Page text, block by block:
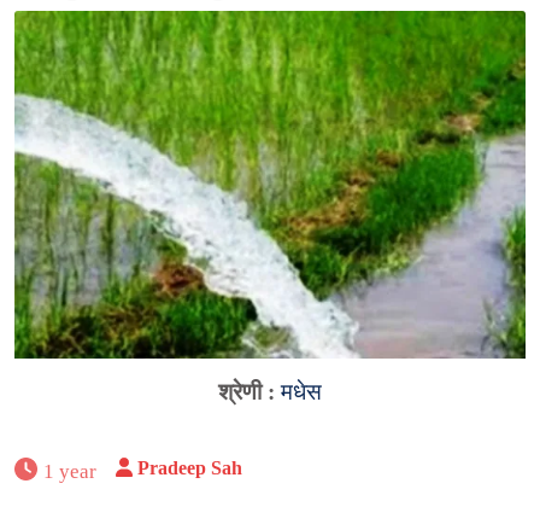
श्रेणी :मधेस
1 year Pradeep Sah